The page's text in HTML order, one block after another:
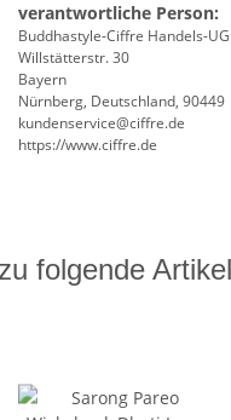
verantwortliche Person:
Buddhastyle-Ciffre Handels-
Willstätterstr. 30
Bayern
Nürnberg, Deutschland, 90449
kundenservice@ciffre.de
https://www.ciffre.de
folgende